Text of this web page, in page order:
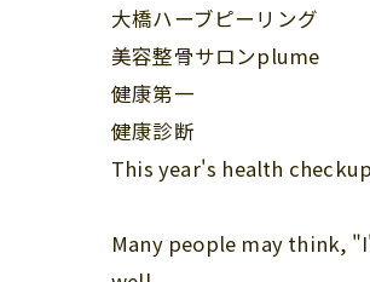
大橋ハーブピーリング
美容整骨サロンplume
健康第一
健康診断
This year's health
Many people may think,